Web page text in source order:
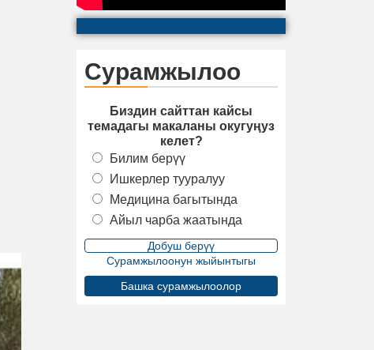
Сурамжылоо
Биздин сайттан кайсы
темадагы макаланы окугуңуз
келет?
Билим берүү
Ишкерлер тууралуу
Медицина багытында
Айыл чарба жаатында
Сурамжылоонун жыйынтыгы
Башка сурамжылоолор